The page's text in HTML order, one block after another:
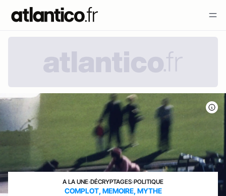
A LA UNE›DÉCRYPTAGES›POLITIQUE
COMPLOT, MEMOIRE, MYTHE